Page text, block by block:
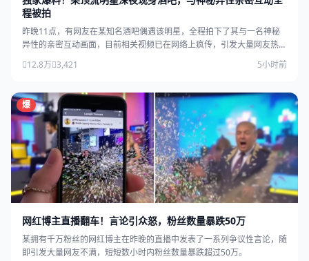
程被拍
昨晚11点，有网友在某知名酒吧偶遇该明星，全程拍下了其与一名神秘
异性的亲密互动画面，目前相关视频已在网络上疯传，引发大量网友热
12.8万 3,421 5小时前
爆
网红博主直播翻车！言论引众怒，粉丝数量暴跌50万
某拥有千万粉丝的网红博主在昨晚的直播中发表了一系列争议性言论，随
即引发大量网友不满，短短数小时内粉丝数量暴跌超过50万。